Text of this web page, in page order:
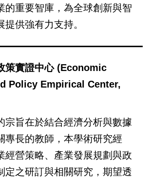
的重要智庫，為全球創新與智
提供強有力支持。
策實證中心 (Economic
Policy Empirical Center,
宗旨在於結合經濟分析與數據
專長的教師，本學術研究經
經營策略、產業發展規劃與政
定之研訂與相關研究，期望透